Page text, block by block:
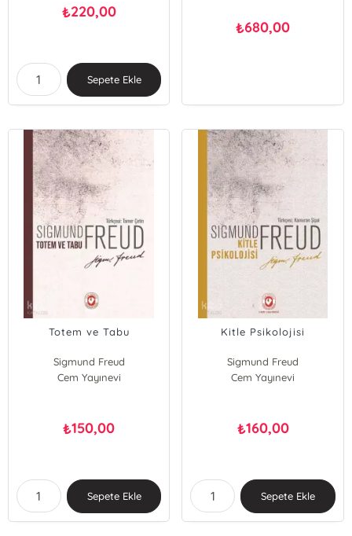
₺220,00
Sepete Ekle
₺680,00
Totem ve Tabu
Sigmund Freud
Cem Yayınevi
₺150,00
Sepete Ekle
Kitle Psikolojisi
Sigmund Freud
Cem Yayınevi
₺160,00
Sepete Ekle